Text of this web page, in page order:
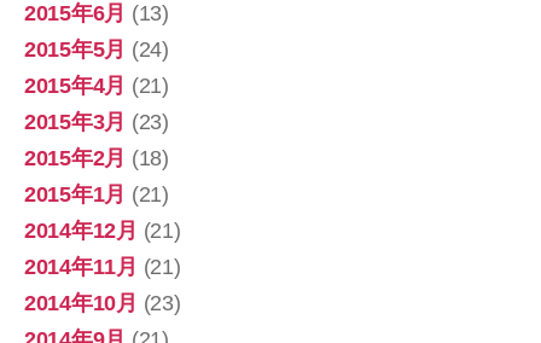
2015年6月 (13)
2015年5月 (24)
2015年4月 (21)
2015年3月 (23)
2015年2月 (18)
2015年1月 (21)
2014年12月 (21)
2014年11月 (21)
2014年10月 (23)